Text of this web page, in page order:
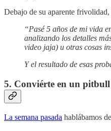
Debajo de su aparente frivolidad,
“Pasé 5 años de mi vida
analizando los detalles
video jaja) u otras cosas
Y el resultado de esas
5. Conviérte en un pitbull
La semana pasada hablábamos